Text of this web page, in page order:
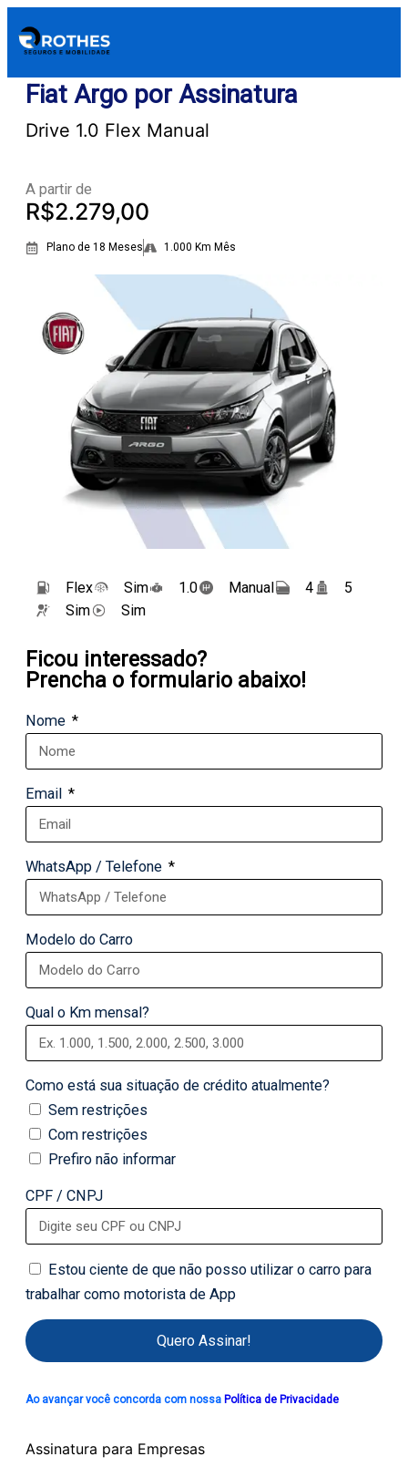
Fiat Argo por Assinatura
Drive 1.0 Flex Manual
A partir de
R$2.279,00
Plano de 18 Meses 1.000 Km Mês
Flex Sim 1.0 Manual 4
5
Sim
Sim
Ficou interessado?
Prencha o formulario abaixo!
Nome
Email
WhatsApp / Telefone
Modelo do Carro
Qual o Km mensal?
Como está sua situação de crédito atualmente?
Sem restrições
Com restrições
Prefiro não informar
CPF / CNPJ
Estou ciente de que não posso utilizar o carro para
trabalhar como motorista de App
Quero Assinar!
Ao avançar você concorda com nossa Política de Privacidade
Assinatura para Empresas